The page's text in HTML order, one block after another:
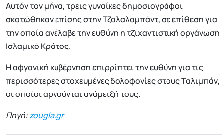
Αυτόν τον μήνα, τρεις γυναίκες δημοσιογράφοι
σκοτώθηκαν επίσης στην Τζαλαλαμπάντ, σε επίθεση για
την οποία ανέλαβε την ευθύνη η τζιχαντιστική οργάνωση
Ισλαμικό Κράτος.
Η αφγανική κυβέρνηση επιρρίπτει την ευθύνη για τις
περισσότερες στοχευμένες δολοφονίες στους Ταλιμπάν,
οι οποίοι αρνούνται ανάμειξή τους.
Πηγή:zougla.gr